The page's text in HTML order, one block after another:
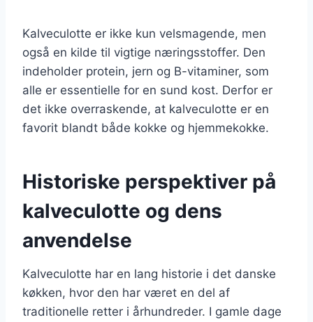
Kalveculotte er ikke kun velsmagende, men
også en kilde til vigtige næringsstoffer. Den
indeholder protein, jern og B-vitaminer, som
alle er essentielle for en sund kost. Derfor er
det ikke overraskende, at kalveculotte er en
favorit blandt både kokke og hjemmekokke.
Historiske perspektiver på
kalveculotte og dens
anvendelse
Kalveculotte har en lang historie i det danske
køkken, hvor den har været en del af
traditionelle retter i århundreder. I gamle dage